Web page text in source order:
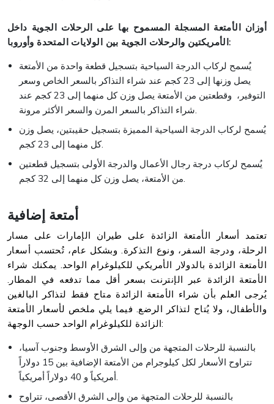
أوزان الأمتعة المسجلة المسموح بها على الرحلات الجوية داخل
الأمريكتين والرحلات الجوية بين الولايات المتحدة وأوروبا:
يُسمح لركاب الدرجة السياحية بتسجيل قطعة واحدة من الأمتعة
يصل وزنها إلى 23 كجم عند شراء التذاكر بالسعر الخاص وسعر
التوفير، وقطعتين من الأمتعة يصل وزن كل منهما إلى 23 كجم عند
يُسمح لركاب الدرجة السياحية المميزة بتسجيل حقيبتين، يصل وزن
كل منهما إلى 23 كجم.
يُسمح لركاب درجة رجال الأعمال والدرجة الأولى بتسجيل قطعتين
أمتعة إضافية
تعتمد أسعار الأمتعة الزائدة على طيران الإمارات على مسار
الرحلة، ودرجة السفر، ونوع التذكرة. وبشكل عام، تُحتسب أسعار
الأمتعة الزائدة بالدولار الأمريكي للكيلوغرام الواحد. يمكنك شراء
الأمتعة الزائدة عبر الإنترنت بسعر أقل مما تدفعه في المطار.
يُرجى العلم بأن شراء الأمتعة الزائدة متاح فقط لتذاكر البالغين
والأطفال، ولا يُتاح لتذاكر الرضع. فيما يلي ملخص لأسعار الأمتعة
الزائدة للكيلوغرام الواحد حسب الوجهة:
بالنسبة للرحلات المتجهة من وإلى الشرق الأوسط وجنوب آسيا،
تتراوح الأسعار لكل كيلوجرام من الأمتعة الإضافية بين 15 دولاراً
بالنسبة للرحلات المتجهة من وإلى الشرق الأقصى، تتراوح